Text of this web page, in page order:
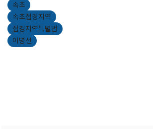
속초
속초접경지역
접경지역특별법
이병선